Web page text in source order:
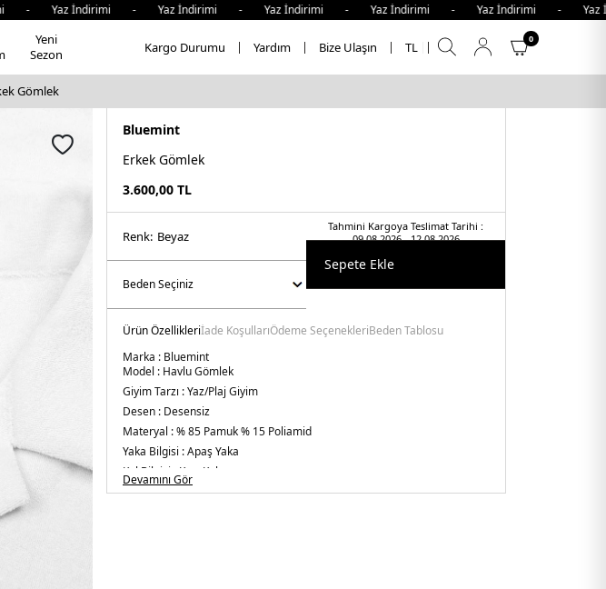
İndirimi - Yaz İndirimi - Yaz İndirimi - Yaz İndirimi - Yaz İndirimi -
Yeni
Sezon
Kargo Durumu Yardım Bize Ulaşın TL
0
Gömlek
Bluemint
Erkek Gömlek
3.600,00 TL
Tahmini Kargoya Teslimat Tarihi :
09.08.2026 - 12.08.2026
Renk: beyaz
Sepete Ekle
Ürün Özellikleriİade KoşullarıÖdeme SeçenekleriBeden Tablosu
Marka : Bluemint
Model : Havlu Gömlek
Giyim Tarzı :Yaz/Plaj Giyim
Desen : Desensiz
Materyal :% 85 Pamuk % 15 Poliamid
Yaka Bilgisi :Apaş Yaka
Kol Bilgisi : Kısa Kol
Kalıp Bilgisi :Comfort Fit / Rahat Kesim
Devamını Gör